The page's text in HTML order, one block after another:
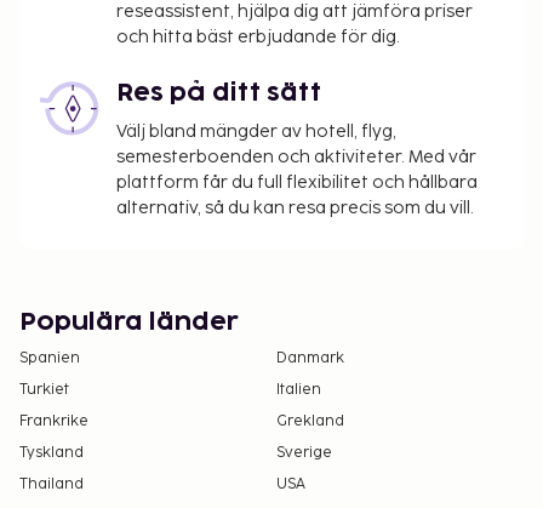
reseassistent, hjälpa dig att jämföra priser
och hitta bäst erbjudande för dig.
Res på ditt sätt
Välj bland mängder av hotell, flyg,
semesterboenden och aktiviteter. Med vår
plattform får du full flexibilitet och hållbara
alternativ, så du kan resa precis som du vill.
Populära länder
Spanien
Danmark
Turkiet
Italien
Frankrike
Grekland
Tyskland
Sverige
Thailand
USA